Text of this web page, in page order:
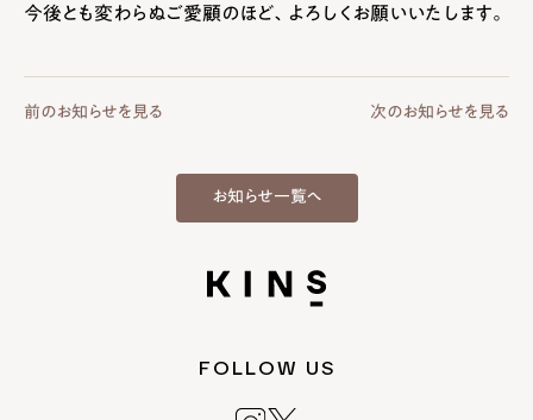
今後とも変わらぬご愛顧のほど、よろしくお願いいたします。
前のお知らせを見る 次のお知らせを見る
お知らせ一覧へ
FOLLOW US